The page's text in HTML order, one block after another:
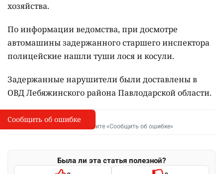
хозяйства.
По информации ведомства, при досмотре
автомашины задержанного старшего инспектора
полицейские нашли туши лося и косули.
Задержанные нарушители были доставлены в
ОВД Лебяжинского района Павлодарской области.
I
Сообщить об опечатке
Выделите фрагмент и нажмите «Сообщить об ошибке»
Была ли эта статья полезной?
Сообщить об ошибке